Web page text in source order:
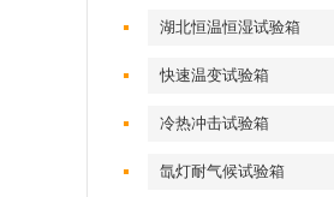
湖北恒温恒湿试验箱
快速温变试验箱
冷热冲击试验箱
氙灯耐气候试验箱